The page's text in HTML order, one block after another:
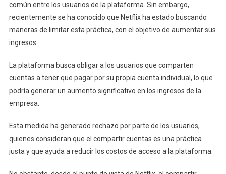
común entre los usuarios de la plataforma. Sin embargo,
recientemente se ha conocido que Netflix ha estado buscando
maneras de limitar esta práctica, con el objetivo de aumentar sus
ingresos.
La plataforma busca obligar a los usuarios que comparten
cuentas a tener que pagar por su propia cuenta individual, lo que
podría generar un aumento significativo en los ingresos de la
empresa.
Esta medida ha generado rechazo por parte de los usuarios,
quienes consideran que el compartir cuentas es una práctica
justa y que ayuda a reducir los costos de acceso a la plataforma.